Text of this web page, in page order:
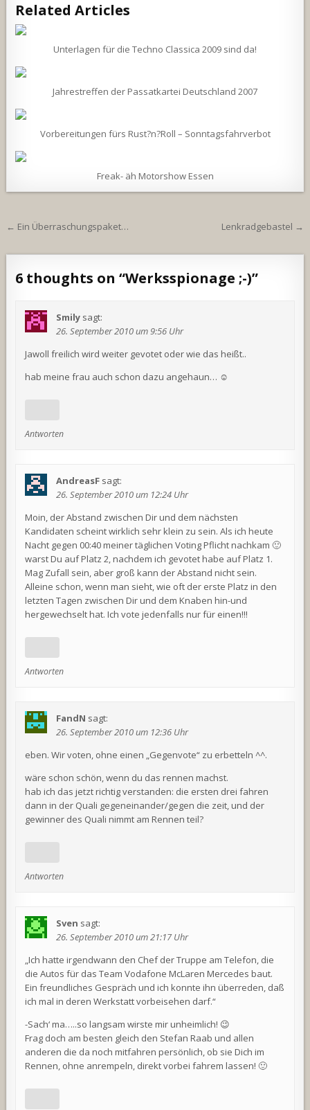
Related Articles
Unterlagen für die Techno Classica 2009 sind da!
Jahrestreffen der Passatkartei Deutschland 2007
Vorbereitungen fürs Rust?n?Roll – Sonntagsfahrverbot
Freak- äh Motorshow Essen
Beitragsnavigation
← Ein Überraschungspaket… Lenkradgebastel →
6 thoughts on “Werksspionage ;-)”
Smily sagt:
26. September 2010 um 9:56 Uhr
Jawoll freilich wird weiter gevotet oder wie das heißt..
hab meine frau auch schon dazu angehaun… ☺
Antworten
AndreasF sagt:
26. September 2010 um 12:24 Uhr
Moin, der Abstand zwischen Dir und dem nächsten
Kandidaten scheint wirklich sehr klein zu sein. Als ich heute
Nacht gegen 00:40 meiner täglichen Voting Pflicht nachkam 🙂
warst Du auf Platz 2, nachdem ich gevotet habe auf Platz 1.
Mag Zufall sein, aber groß kann der Abstand nicht sein.
Alleine schon, wenn man sieht, wie oft der erste Platz in den
letzten Tagen zwischen Dir und dem Knaben hin-und
hergewechselt hat. Ich vote jedenfalls nur für einen!!!
Antworten
FandN sagt:
26. September 2010 um 12:36 Uhr
eben. Wir voten, ohne einen „Gegenvote“ zu erbetteln ^^.
wäre schon schön, wenn du das rennen machst.
hab ich das jetzt richtig verstanden: die ersten drei fahren
dann in der Quali gegeneinander/gegen die zeit, und der
gewinner des Quali nimmt am Rennen teil?
Antworten
Sven sagt:
26. September 2010 um 21:17 Uhr
„Ich hatte irgendwann den Chef der Truppe am Telefon, die
die Autos für das Team Vodafone McLaren Mercedes baut.
Ein freundliches Gespräch und ich konnte ihn überreden, daß
ich mal in deren Werkstatt vorbeisehen darf.“
-Sach‘ ma…..so langsam wirste mir unheimlich! 😉
Frag doch am besten gleich den Stefan Raab und allen
anderen die da noch mitfahren persönlich, ob sie Dich im
Rennen, ohne anrempeln, direkt vorbei fahrem lassen! 🙂